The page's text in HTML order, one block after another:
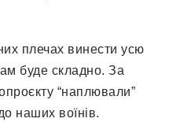
плечах винести усю
буде складно. За
“наплювали”
наших воїнів.